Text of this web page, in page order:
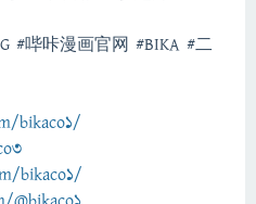
#哔咔漫画官网 #BIKA #二
bikaco1/
bikaco1/